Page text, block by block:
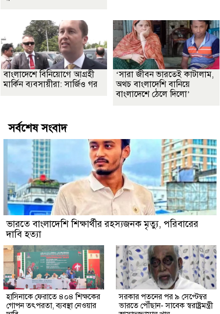
বাংলাদেশে বিনিয়োগে আগ্রহী
মার্কিন ব্যবসায়ীরা: সার্জিও গর
‘সারা জীবন ভারতেই কাটালাম,
অথচ বাংলাদেশি বানিয়ে
বাংলাদেশে ঠেলে দিলো’
সর্বশেষ সংবাদ
ভারতে বাংলাদেশি শিক্ষার্থীর রহস্যজনক মৃত্যু, পরিবারের
দাবি হত্যা
হাসিনাকে ফেরাতে ৪০৪ শিক্ষকের
গোপন তৎপরতা, ব্যবস্থা নেওয়ার
সরকার পতনের পর ৯ সেপ্টেম্বর
ভারতে পৌঁছান- সাবেক স্বরাষ্ট্রমন্ত্রী